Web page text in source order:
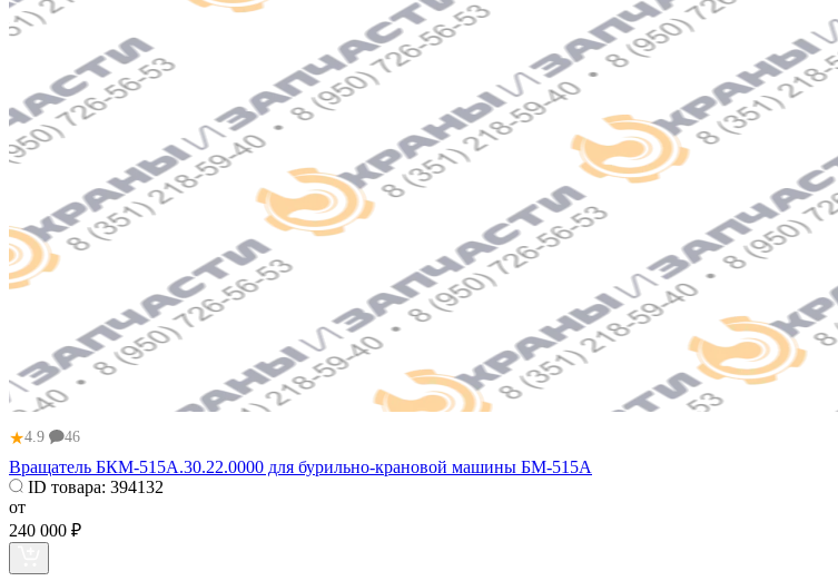
★4.9 46
Вращатель БКМ-515А.30.22.0000 для бурильно-крановой машины БМ-515А
ID товара: 394132
от
240 000 ₽